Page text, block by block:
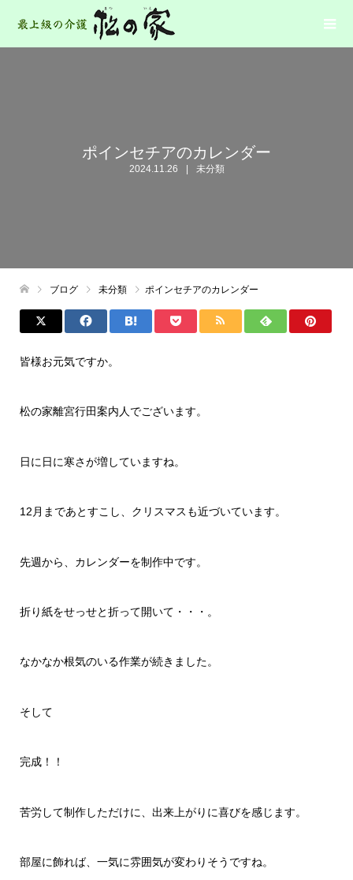
ポインセチアのカレンダー
2024.11.26 未分類
ブログ 未分類 ポインセチアのカレンダー
皆様お元気ですか。
松の家離宮行田案内人でございます。
日に日に寒さが増していますね。
12月まであとすこし、クリスマスも近づいています。
先週から、カレンダーを制作中です。
折り紙をせっせと折って開いて・・・。
なかなか根気のいる作業が続きました。
そして
完成！！
苦労して制作しただけに、出来上がりに喜びを感じます。
部屋に飾れば、一気に雰囲気が変わりそうですね。